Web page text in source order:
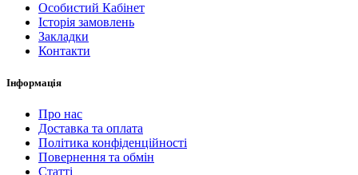
Особистий Кабінет
Історія замовлень
Закладки
Контакти
Інформація
Про нас
Доставка та оплата
Політика конфіденційності
Повернення та обмін
Статті